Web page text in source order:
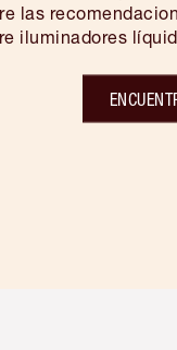
las
iluminadores